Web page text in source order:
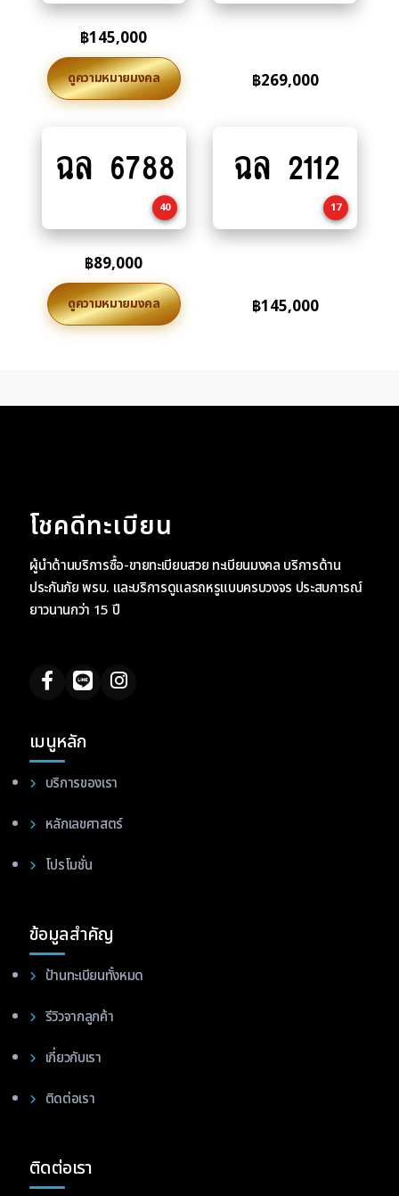
฿145,000
ดูความหมายมงคล ฿269,000
to
ฉล 6788
40
฿89,000
ดูความหมายมงคล
to
ฉล 2112
17
฿145,000
โชคดีทะเบียน
ผู้นำด้านบริการซื้อ-ขายทะเบียนสวย ทะเบียนมงคล บริการด้าน
ประกันภัย พรบ. และบริการดูแลรถหรูแบบครบวงจร ประสบการณ์
ยาวนานกว่า 15 ปี
เมนูหลัก
บริการของเรา
หลักเลขศาสตร์
โปรโมชั่น
ข้อมูลสำคัญ
ป้านทะเบียนทั้งหมด
รีวิวจากลูกค้า
เกี่ยวกับเรา
ติดต่อเรา
ติดต่อเรา